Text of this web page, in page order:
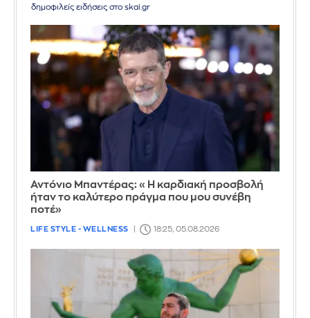
δημοφιλείς ειδήσεις στο skai.gr
Αντόνιο Μπαντέρας: «Η καρδιακή προσβολή
ήταν το καλύτερο πράγμα που μου συνέβη
ποτέ»
LIFE STYLE - WELLNESS 18:25, 05.08.2026